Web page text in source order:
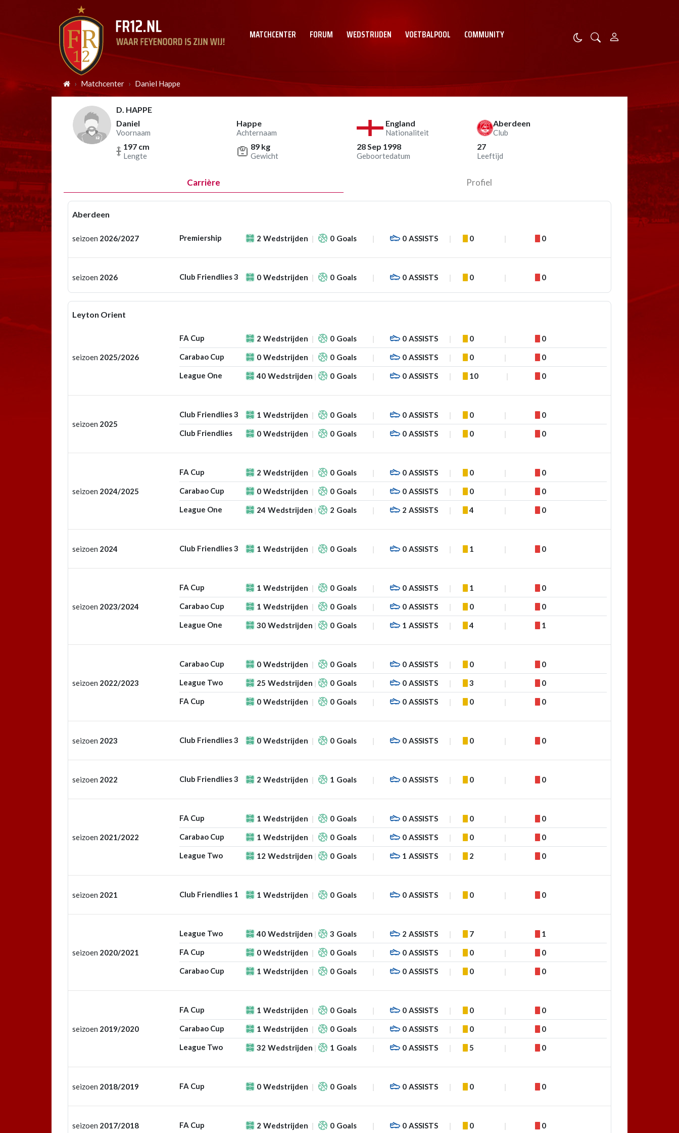
MATCHCENTER FORUM WEDSTRIJDEN VOETBALPOOL COMMUNITY
Matchcenter Daniel Happe
D. HAPPE
Daniel
Voornaam
Happe
Achternaam
England
Nationaliteit
Aberdeen
Club
197 cm
Lengte
89 kg
Gewicht
28 Sep 1998
Geboortedatum
27
Leeftijd
Carrière Profiel
Aberdeen
seizoen 2026/2027 Premiership 2 Wedstrijden 0 Goals 0 ASSISTS 0 0
seizoen 2026 Club Friendlies 3 0 Wedstrijden 0 Goals 0 ASSISTS 0 0
Leyton Orient
seizoen 2025/2026
FA Cup 2 Wedstrijden 0 Goals 0 ASSISTS 0 0
Carabao Cup 0 Wedstrijden 0 Goals 0 ASSISTS 0 0
League One 40 Wedstrijden 0 Goals 0 ASSISTS 10 0
seizoen 2025
Club Friendlies 3 1 Wedstrijden 0 Goals 0 ASSISTS 0 0
Club Friendlies 0 Wedstrijden 0 Goals 0 ASSISTS 0 0
seizoen 2024/2025
FA Cup 2 Wedstrijden 0 Goals 0 ASSISTS 0 0
Carabao Cup 0 Wedstrijden 0 Goals 0 ASSISTS 0 0
League One 24 Wedstrijden 2 Goals 2 ASSISTS 4 0
seizoen 2024 Club Friendlies 3 1 Wedstrijden 0 Goals 0 ASSISTS 1 0
seizoen 2023/2024
FA Cup 1 Wedstrijden 0 Goals 0 ASSISTS 1 0
Carabao Cup 1 Wedstrijden 0 Goals 0 ASSISTS 0 0
League One 30 Wedstrijden 0 Goals 1 ASSISTS 4 1
seizoen 2022/2023
Carabao Cup 0 Wedstrijden 0 Goals 0 ASSISTS 0 0
League Two 25 Wedstrijden 0 Goals 0 ASSISTS 3 0
FA Cup 0 Wedstrijden 0 Goals 0 ASSISTS 0 0
seizoen 2023 Club Friendlies 3 0 Wedstrijden 0 Goals 0 ASSISTS 0 0
seizoen 2022 Club Friendlies 3 2 Wedstrijden 1 Goals 0 ASSISTS 0 0
seizoen 2021/2022
FA Cup 1 Wedstrijden 0 Goals 0 ASSISTS 0 0
Carabao Cup 1 Wedstrijden 0 Goals 0 ASSISTS 0 0
League Two 12 Wedstrijden 0 Goals 1 ASSISTS 2 0
seizoen 2021 Club Friendlies 1 1 Wedstrijden 0 Goals 0 ASSISTS 0 0
seizoen 2020/2021
League Two 40 Wedstrijden 3 Goals 2 ASSISTS 7 1
FA Cup 0 Wedstrijden 0 Goals 0 ASSISTS 0 0
Carabao Cup 1 Wedstrijden 0 Goals 0 ASSISTS 0 0
seizoen 2019/2020
FA Cup 1 Wedstrijden 0 Goals 0 ASSISTS 0 0
Carabao Cup 1 Wedstrijden 0 Goals 0 ASSISTS 0 0
League Two 32 Wedstrijden 1 Goals 0 ASSISTS 5 0
seizoen 2018/2019 FA Cup 0 Wedstrijden 0 Goals 0 ASSISTS 0 0
seizoen 2017/2018 FA Cup 2 Wedstrijden 0 Goals 0 ASSISTS 0 0